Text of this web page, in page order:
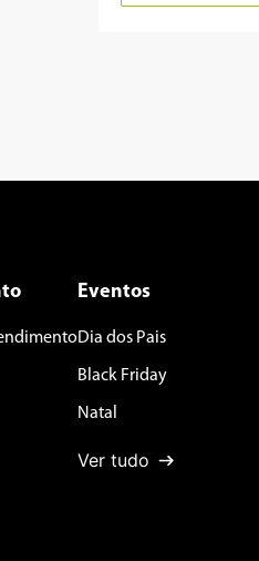
Eventos
Dia dos Pais
Black Friday
Natal
Ver tudo